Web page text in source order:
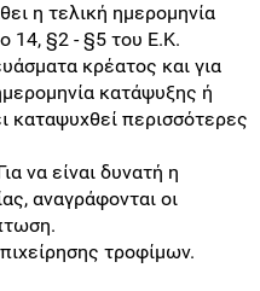
η τελική ημερομηνία
14, §2 - §5 του Ε.Κ.
κρέατος και για
κατάψυξης ή
καταψυχθεί περισσότερες
να είναι δυνατή η
αναγράφονται οι
τροφίμων.